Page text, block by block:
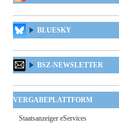
BLUESKY
BSZ-NEWSLETTER
VERGABEPLATTFORM
Staatsanzeiger eServices